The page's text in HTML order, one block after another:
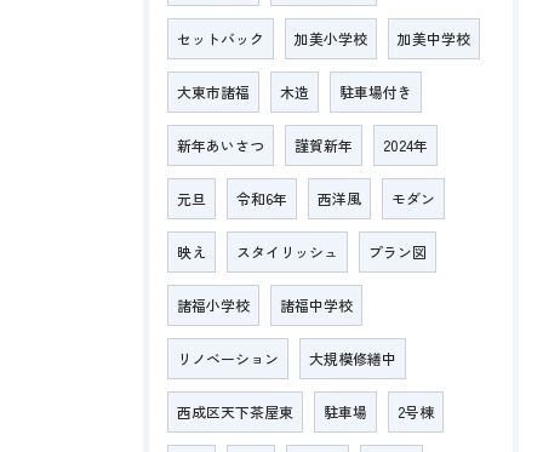
セットバック 加美小学校 加美中学校
大東市諸福 木造 駐車場付き
新年あいさつ 謹賀新年 2024年
元旦 令和6年 西洋風 モダン
映え スタイリッシュ プラン図
諸福小学校 諸福中学校
リノベーション 大規模修繕中
西成区天下茶屋東 駐車場 2号棟